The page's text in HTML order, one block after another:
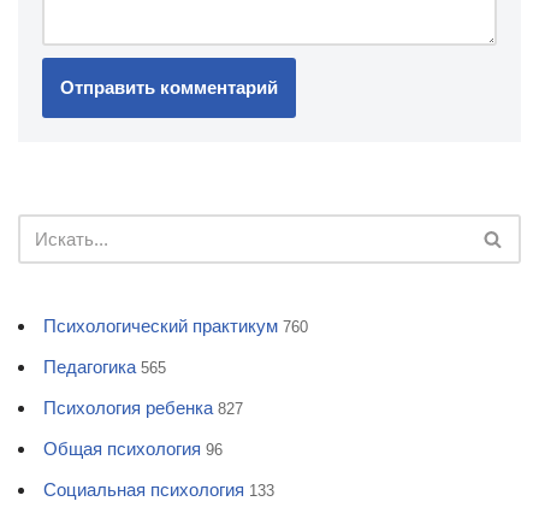
Психологический практикум 760
Педагогика 565
Психология ребенка 827
Общая психология 96
Социальная психология 133